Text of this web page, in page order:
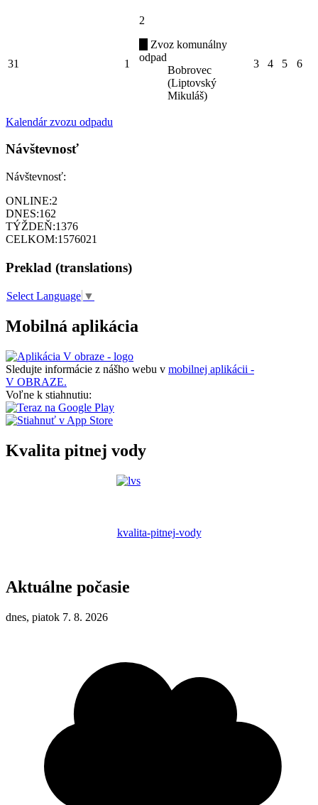
31 1
2
Zvoz komunálny
odpad
Bobrovec
(Liptovský
Mikuláš)
3 4 5 6
Kalendár zvozu odpadu
Návštevnosť
Návštevnosť:
ONLINE:2
DNES:162
TÝŽDEŇ:1376
CELKOM:1576021
Preklad (translations)
Select Language ▼
Mobilná aplikácia
Sledujte informácie z nášho webu v mobilnej aplikácii -
V OBRAZE.
Voľne k stiahnutiu:
Kvalita pitnej vody
kvalita-pitnej-vody
Aktuálne počasie
dnes, piatok 7. 8. 2026